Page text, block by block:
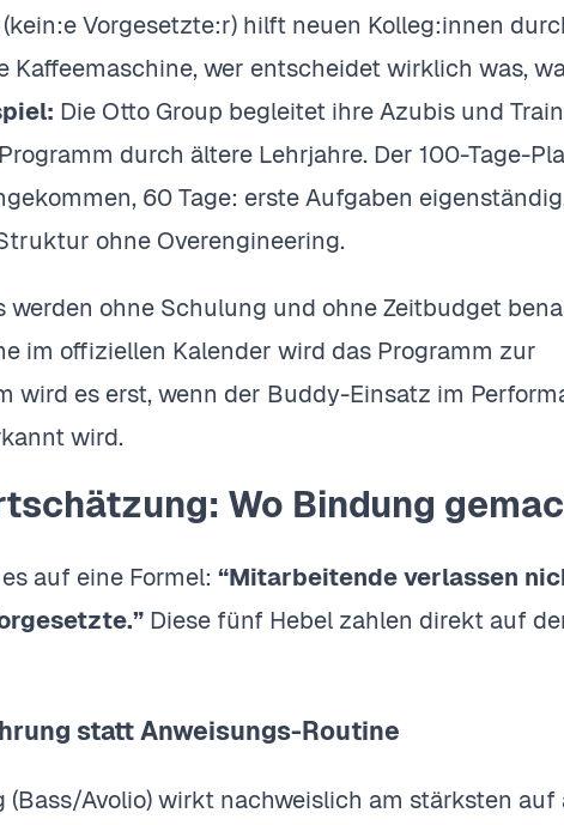
Vorgesetzte:r) hilft neuen Kolleg:innen
Kaffeemaschine, wer entscheidet wirklich was,
Die Otto Group begleitet ihre Azubis und
durch ältere Lehrjahre. Der 100-Tage-
60 Tage: erste Aufgaben
ohne Overengineering.
werden ohne Schulung und ohne Zeitbudget
im offiziellen Kalender wird das Programm zur
wird es erst, wenn der Buddy-Einsatz im
wird.
Wo Bindung
auf eine Formel: “Mitarbeitende verlassen
Diese fünf Hebel zahlen direkt auf
statt Anweisungs-Routine
(Bass/Avolio) wirkt nachweislich am stärksten